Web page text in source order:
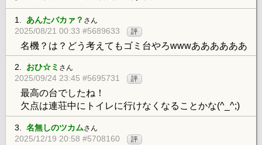
1. あんたバカァ？ さん
2025/08/21 00:33 #5689633 評
名機？は？どう考えてもゴミ台やろwwwああああああ
2. おひ☆ミ さん
2025/09/24 23:45 #5695731 評
最高の台でしたね！
欠点は連荘中にトイレに行けなくなることかな(^_^;)
3. 名無しのツカムさん
2025/12/19 20:58 #5708160 評